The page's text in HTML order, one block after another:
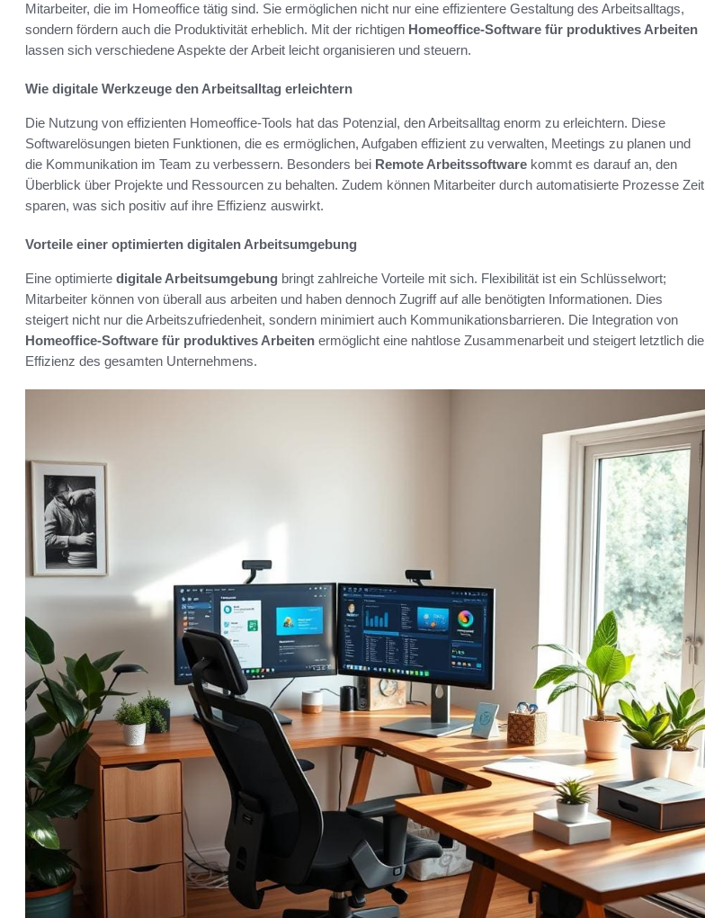
Mitarbeiter, die im Homeoffice tätig sind. Sie ermöglichen nicht nur eine effizientere Gestaltung des Arbeitsalltags,
sondern fördern auch die Produktivität erheblich. Mit der richtigen Homeoffice-Software für produktives Arbeiten
lassen sich verschiedene Aspekte der Arbeit leicht organisieren und steuern.
Wie digitale Werkzeuge den Arbeitsalltag erleichtern
Die Nutzung von effizienten Homeoffice-Tools hat das Potenzial, den Arbeitsalltag enorm zu erleichtern. Diese
Softwarelösungen bieten Funktionen, die es ermöglichen, Aufgaben effizient zu verwalten, Meetings zu planen und
die Kommunikation im Team zu verbessern. Besonders bei Remote Arbeitssoftware kommt es darauf an, den
Überblick über Projekte und Ressourcen zu behalten. Zudem können Mitarbeiter durch automatisierte Prozesse Zeit
sparen, was sich positiv auf ihre Effizienz auswirkt.
Vorteile einer optimierten digitalen Arbeitsumgebung
Eine optimierte digitale Arbeitsumgebung bringt zahlreiche Vorteile mit sich. Flexibilität ist ein Schlüsselwort;
Mitarbeiter können von überall aus arbeiten und haben dennoch Zugriff auf alle benötigten Informationen. Dies
steigert nicht nur die Arbeitszufriedenheit, sondern minimiert auch Kommunikationsbarrieren. Die Integration von
Homeoffice-Software für produktives Arbeiten ermöglicht eine nahtlose Zusammenarbeit und steigert letztlich die
Effizienz des gesamten Unternehmens.